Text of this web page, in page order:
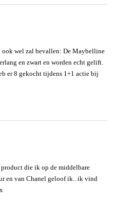
wel zal bevallen: De Maybelline
en zwart en worden echt gelift.
er 8 gekocht tijdens 1+1 actie bij
die ik op de middelbare
en van Chanel geloof ik.. ik vind